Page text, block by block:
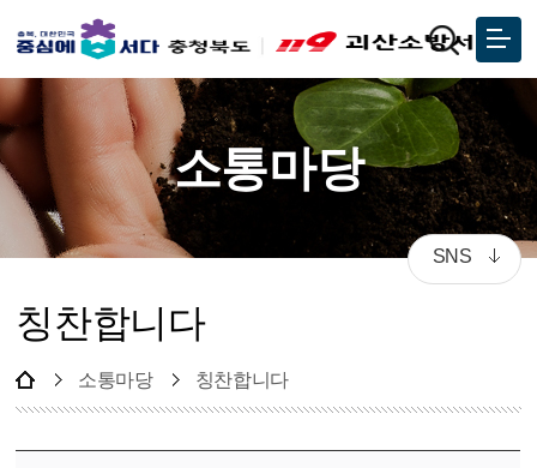
소통마당
칭찬합니다
소통마당 칭찬합니다
SNS